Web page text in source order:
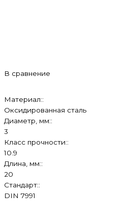
В сравнение
Материал::
Оксидированная сталь
Диаметр, мм::
3
Класс прочности::
10.9
Длина, мм::
20
Стандарт::
DIN 7991